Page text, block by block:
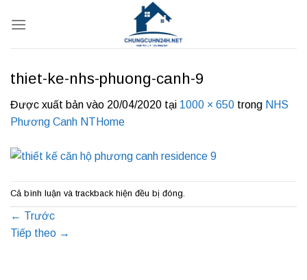
qua
thiet-ke-nhs-phuong-canh-9
Được xuất bản vào 20/04/2020 tại 1000 × 650 trong NHS
Phương Canh NTHome
Cả bình luận và trackback hiện đều bị đóng.
← Trước
Tiếp theo →